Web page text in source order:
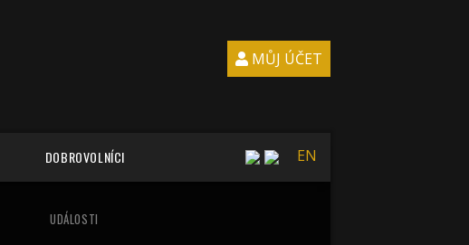
MŮJ ÚČET
DOBROVOLNÍCI EN
UDÁLOSTI